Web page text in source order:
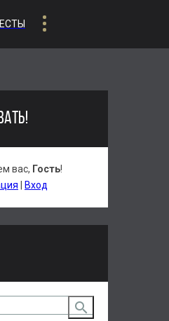
вас, Гость!
Вход